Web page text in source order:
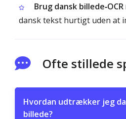
Brug dansk billede‑OCR
dansk tekst hurtigt uden at
Ofte stillede
Hvordan udtrækker jeg
billede?